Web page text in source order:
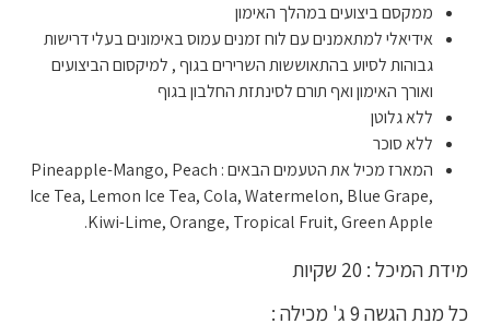
ממקסם ביצועים במהלך האימון
אידיאלי למתאמנים עם לוח זמנים עמוס באימונים בעלי דרישות
גבוהות לסיוע בהתאוששות השרירים בגוף , למיקסום הביצועים
ואורך האימון ואף תורם לסינתזת החלבון בגוף
ללא גלוטן
ללא סוכר
המארז מכיל את הטעמים הבאים : Pineapple-Mango, Peach
Ice Tea, Lemon Ice Tea, Cola, Watermelon, Blue Grape,
Kiwi-Lime, Orange, Tropical Fruit, Green Apple.
מידת המיכל : 20 שקיות
כל מנת הגשה 9 ג' מכילה :